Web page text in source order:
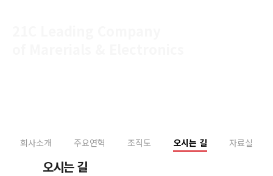
회사소개 주요연혁 조직도 오시는 길 자료실
오시는 길